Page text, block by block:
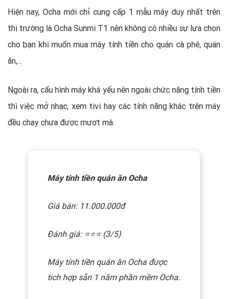
Hiện nay, Ocha mới chỉ cung cấp 1 mẫu máy duy nhất trên
thị trường là Ocha Sunmi T1 nên không có nhiều sự lựa chọn
cho bạn khi muốn mua máy tính tiền cho quán cà phê, quán
ăn,...
Ngoài ra, cấu hình máy khá yếu nên ngoài chức năng tính tiền
thì việc mở nhạc, xem tivi hay các tính năng khác trên máy
đều chạy chưa được mượt mà.
Máy tính tiền quán ăn Ocha
Giá bán: 11.000.000đ
Đánh giá: ⭐️⭐️⭐️ (3/5)
Máy tính tiền quán ăn Ocha được
tích hợp sẵn 1 năm phần mềm Ocha.